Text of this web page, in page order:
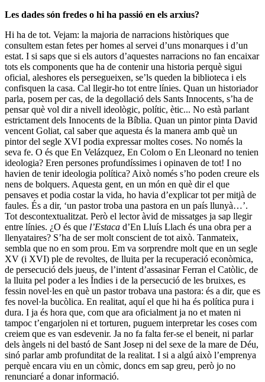
Les dades són fredes o hi ha passió en els arxius?
Hi ha de tot. Vejam: la majoria de narracions històriques que
consultem estan fetes per homes al servei d’uns monarques i d’un
estat. I si saps que si els autors d’aquestes narracions no fan encaixar
tots els components que ha de contenir una historia perquè sigui
oficial, aleshores els persegueixen, se’ls queden la biblioteca i els
confisquen la casa. Cal llegir-ho tot entre línies. Quan un historiador
parla, posem per cas, de la degollació dels Sants Innocents, s’ha de
pensar què vol dir a nivell ideològic, polític, ètic... No està parlant
estrictament dels Innocents de la Bíblia. Quan un pintor pinta David
vencent Goliat, cal saber que aquesta és la manera amb què un
pintor del segle XVI podia expressar moltes coses. No només la
seva fe. O és que En Velázquez, En Colom o En Lleonard no tenien
ideologia? Eren persones profundíssimes i opinaven de tot! I no
havien de tenir ideologia política? Això només s’ho poden creure els
nens de bolquers. Aquesta gent, en un món en què dir el que
pensaves et podia costar la vida, ho havia d’explicar tot per mitjà de
faules. És a dir, ‘un pastor troba una pastora en un país llunyà…’.
Tot descontextualitzat. Però el lector àvid de missatges ja sap llegir
entre línies. ¿O és que l’Estaca d’En Lluís Llach és una obra per a
llenyataires? S’ha de ser molt conscient de tot això. Tanmateix,
sembla que no en som prou. Em va sorprendre molt que en un segle
XV (i XVI) ple de revoltes, de lluita per la recuperació econòmica,
de persecució dels jueus, de l’intent d’assasinar Ferran el Catòlic, de
la lluita pel poder a les Índies i de la persecució de les bruixes, es
fessin novel·les en què un pastor trobava una pastora: és a dir, que es
fes novel·la bucòlica. En realitat, aquí el que hi ha és política pura i
dura. I ja és hora que, com que ara oficialment ja no et maten ni
tampoc t’engarjolen ni et torturen, puguem interpretar les coses com
creiem que es van esdevenir. Ja no fa falta fer-se el beneit, ni parlar
dels àngels ni del bastó de Sant Josep ni del sexe de la mare de Déu,
sinó parlar amb profunditat de la realitat. I si a algú això l’emprenya
perquè encara viu en un còmic, doncs em sap greu, però jo no
renunciaré a donar informació.